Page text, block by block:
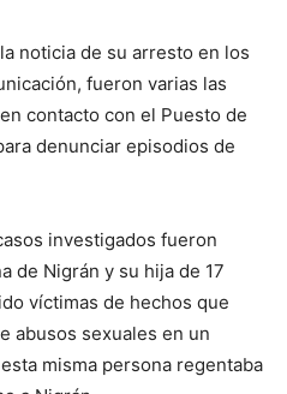
noticia de su arresto en los
fueron varias las
contacto con el Puesto de
denunciar episodios de
investigados fueron
de Nigrán y su hija de 17
víctimas de hechos que
abusos sexuales en un
misma persona regentaba